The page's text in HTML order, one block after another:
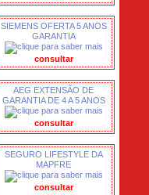
SIEMENS OFERTA 5 ANOS
GARANTIA
consultar
AEG EXTENSÃO DE
GARANTIA DE 4 A 5 ANOS
consultar
SEGURO LIFESTYLE DA
MAPFRE
consultar